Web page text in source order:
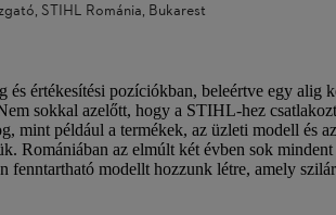
STIHL Románia, Bukarest
értékesítési pozíciókban, beleértve egy alig
sokkal azelőtt, hogy a STIHL-hez
mint például a termékek, az üzleti modell és
Romániában az elmúlt két évben sok
fenntartható modellt hozzunk létre, amely